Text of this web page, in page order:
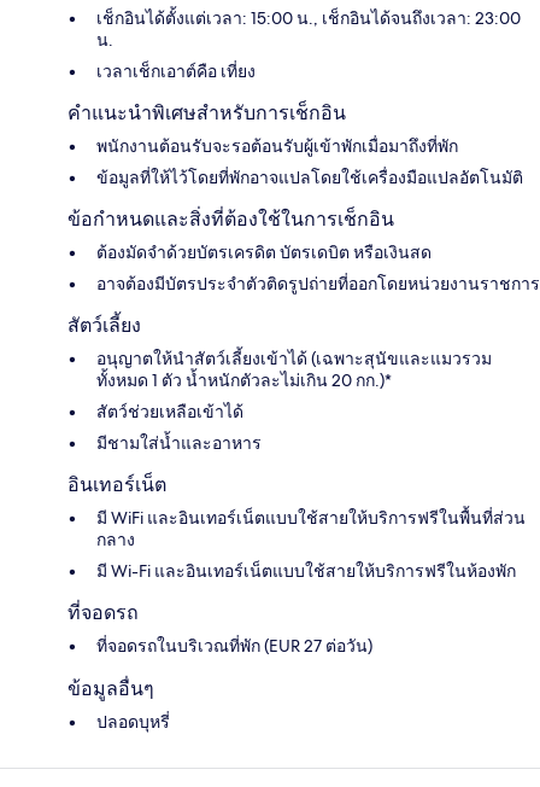
เช็กอินได้ตั้งแต่เวลา: 15:00 น., เช็กอินได้จนถึงเวลา: 23:00
น.
เวลาเช็กเอาต์คือ เที่ยง
คำแนะนำพิเศษสำหรับการเช็กอิน
พนักงานต้อนรับจะรอต้อนรับผู้เข้าพักเมื่อมาถึงที่พัก
ข้อมูลที่ให้ไว้โดยที่พักอาจแปลโดยใช้เครื่องมือแปลอัตโนมัติ
ข้อกำหนดและสิ่งที่ต้องใช้ในการเช็กอิน
ต้องมัดจำด้วยบัตรเครดิต บัตรเดบิต หรือเงินสด
อาจต้องมีบัตรประจำตัวติดรูปถ่ายที่ออกโดยหน่วยงานราชการ
สัตว์เลี้ยง
อนุญาตให้นำสัตว์เลี้ยงเข้าได้ (เฉพาะสุนัขและแมวรวม
ทั้งหมด 1 ตัว น้ำหนักตัวละไม่เกิน 20 กก.)*
สัตว์ช่วยเหลือเข้าได้
มีชามใส่น้ำและอาหาร
อินเทอร์เน็ต
มี WiFi และอินเทอร์เน็ตแบบใช้สายให้บริการฟรีในพื้นที่ส่วน
กลาง
มี Wi-Fi และอินเทอร์เน็ตแบบใช้สายให้บริการฟรีในห้องพัก
ที่จอดรถ
ที่จอดรถในบริเวณที่พัก (EUR 27 ต่อวัน)
ข้อมูลอื่นๆ
ปลอดบุหรี่